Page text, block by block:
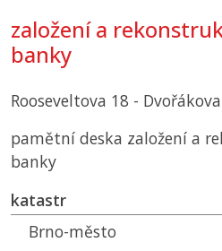
založení a
banky
Rooseveltova 18 -
pamětní deska založení a
banky
katastr
Brno-město